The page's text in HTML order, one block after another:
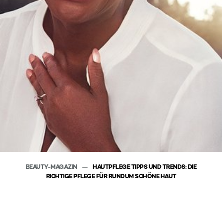
BEAUTY-MAGAZIN
HAUTPFLEGE TIPPS UND TRENDS: DIE
RICHTIGE PFLEGE FÜR RUNDUM SCHÖNE HAUT